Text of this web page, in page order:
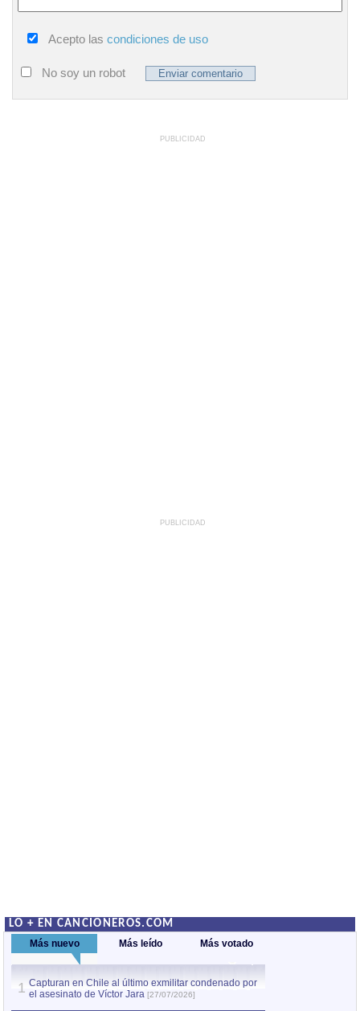
Acepto las condiciones de uso
No soy un robot
PUBLICIDAD
PUBLICIDAD
LO + EN CANCIONEROS.COM
Más nuevo Más leído Más votado
1 Capturan en Chile al último exmilitar condenado por
el asesinato de Víctor Jara [27/07/2026]